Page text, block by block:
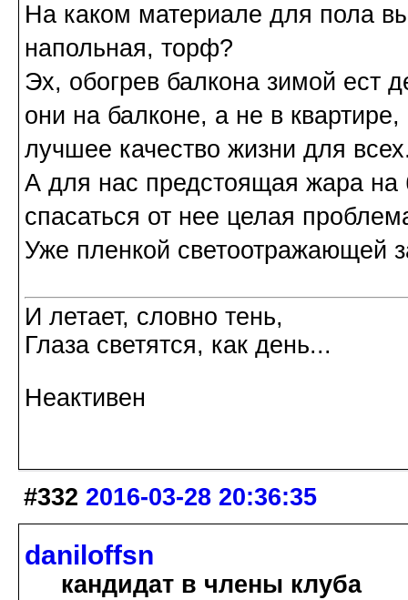
На каком материале для пола
напольная, торф?
Эх, обогрев балкона зимой ест
они на балконе, а не в квартире,
лучшее качество жизни для
А для нас предстоящая жара на
спасаться от нее целая
Уже пленкой светоотражающей
И летает, словно тень,
Глаза светятся, как день...
Неактивен
#332 2016-03-28 20:36:35
daniloffsn
кандидат в члены клуба